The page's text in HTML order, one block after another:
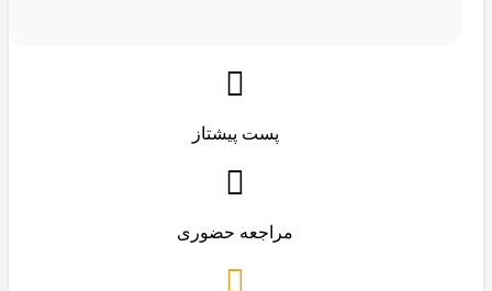
پست پیشتاز
مراجعه حضوری